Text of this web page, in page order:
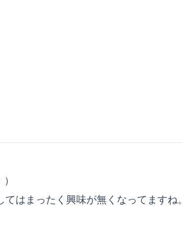
はまったく興味が無くなってますね。